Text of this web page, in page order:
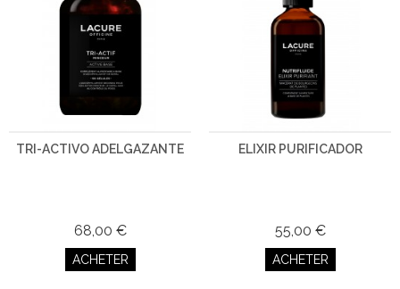
TRI-ACTIVO ADELGAZANTE
68,00 €
ACHETER
ELIXIR PURIFICADOR
55,00 €
ACHETER